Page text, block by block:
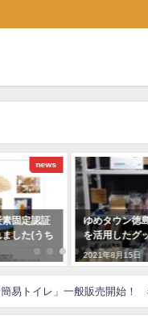
news
固定認証
した(うち
ゆめタウン徳
を活用したグ
2021年8月15日
簡易トイレ」一般販売開始！